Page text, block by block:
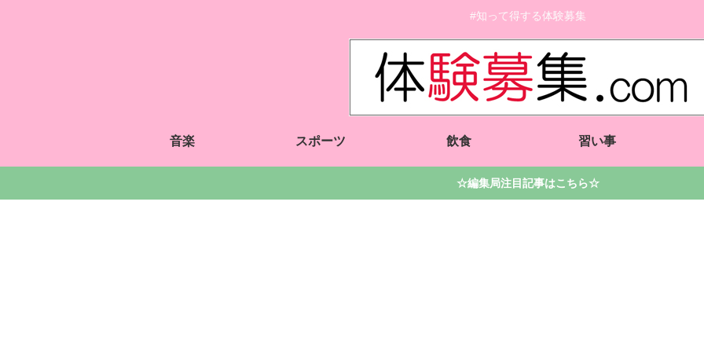
#知って得する体験募集
音楽 スポーツ 飲食 習い事
☆編集局注目記事はこちら☆